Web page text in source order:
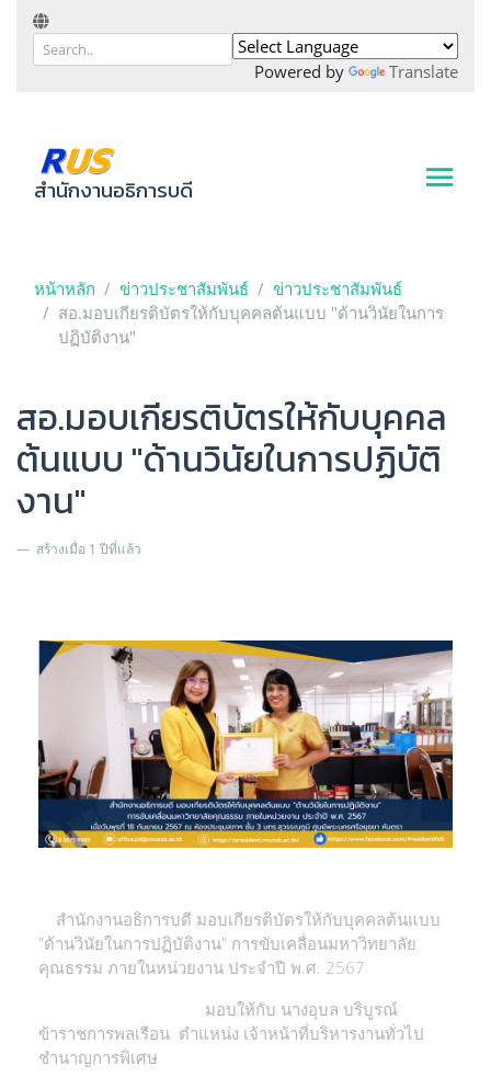
Powered by Translate
สำนักงานอธิการบดี
หน้าหลัก ข่าวประชาสัมพันธ์
ข่าวประชาสัมพันธ์
สอ.มอบเกียรติบัตรให้กับบุคคลต้นแบบ "ด้านวินัยในการ
ปฏิบัติงาน"
สอ.มอบเกียรติบัตรให้กับบุคคล
ต้นแบบ "ด้านวินัยในการปฏิบัติ
งาน"
สร้างเมื่อ 1 ปีที่แล้ว
สำนักงานอธิการบดี มอบเกียรติบัตรให้กับบุคคลต้นแบบ
"ด้านวินัยในการปฏิบัติงาน" การขับเคลื่อนมหาวิทยาลัย
คุณธรรม ภายในหน่วยงาน ประจำปี พ.ศ. 2567
มอบให้กับ นางอุบล บริบูรณ์
ข้าราชการพลเรือน ตำแหน่ง เจ้าหน้าที่บริหารงานทั่วไป
ชำนาญการพิเศษ